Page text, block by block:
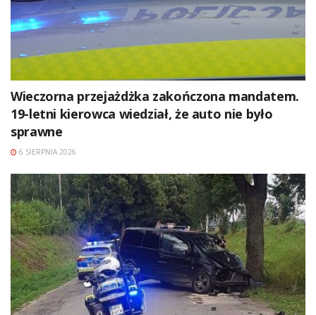
Wieczorna przejażdżka zakończona mandatem.
19-letni kierowca wiedział, że auto nie było
sprawne
6 SIERPNIA 2026